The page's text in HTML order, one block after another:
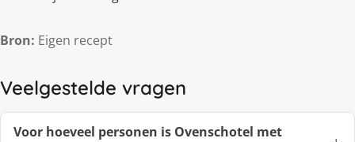
Bron: Eigen recept
Veelgestelde vragen
Voor hoeveel personen is Ovenschotel met